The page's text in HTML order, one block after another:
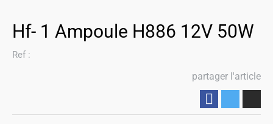
Hf- 1 Ampoule H886 12V 50W
Ref :
partager l'article